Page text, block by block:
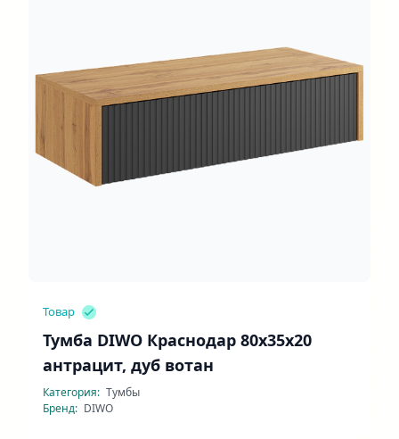
Товар
Тумба DIWO Краснодар 80x35x20
антрацит, дуб вотан
Категория: Тумбы
Бренд: DIWO